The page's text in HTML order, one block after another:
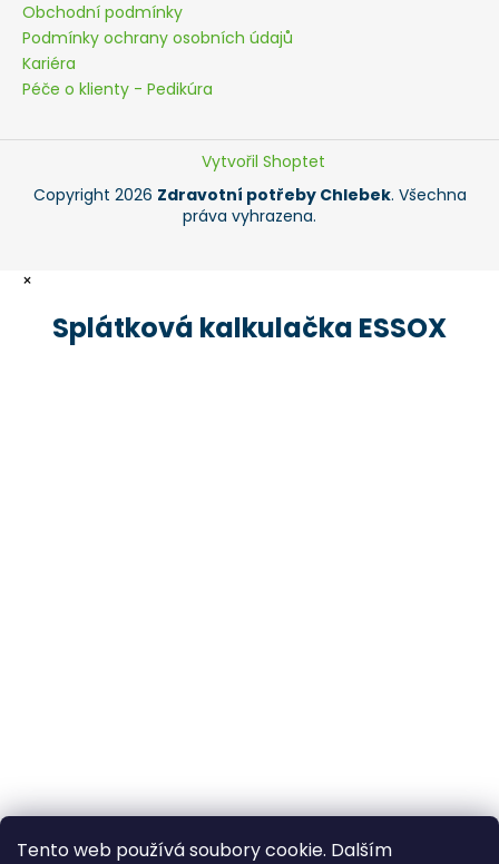
Tento web používá soubory cookie. Dalším
Obchodní podmínky
Podmínky ochrany osobních údajů
Kariéra
Péče o klienty - Pedikúra
Vytvořil Shoptet
Copyright 2026 Zdravotní potřeby Chlebek. Všechna
práva vyhrazena.
×
Splátková kalkulačka ESSOX